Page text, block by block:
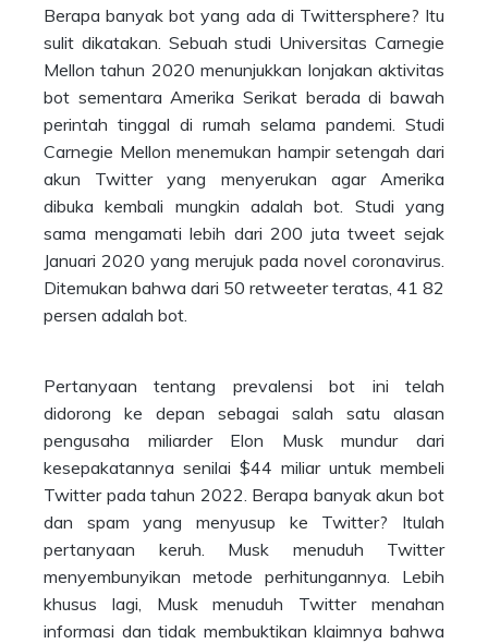
Berapa banyak bot yang ada di Twittersphere? Itu
sulit dikatakan. Sebuah studi Universitas Carnegie
Mellon tahun 2020 menunjukkan lonjakan aktivitas
bot sementara Amerika Serikat berada di bawah
perintah tinggal di rumah selama pandemi. Studi
Carnegie Mellon menemukan hampir setengah dari
akun Twitter yang menyerukan agar Amerika
dibuka kembali mungkin adalah bot. Studi yang
sama mengamati lebih dari 200 juta tweet sejak
Januari 2020 yang merujuk pada novel coronavirus.
Ditemukan bahwa dari 50 retweeter teratas, 41 82
persen adalah bot.
Pertanyaan tentang prevalensi bot ini telah
didorong ke depan sebagai salah satu alasan
pengusaha miliarder Elon Musk mundur dari
kesepakatannya senilai $44 miliar untuk membeli
Twitter pada tahun 2022. Berapa banyak akun bot
dan spam yang menyusup ke Twitter? Itulah
pertanyaan keruh. Musk menuduh Twitter
menyembunyikan metode perhitungannya. Lebih
khusus lagi, Musk menuduh Twitter menahan
informasi dan tidak membuktikan klaimnya bahwa